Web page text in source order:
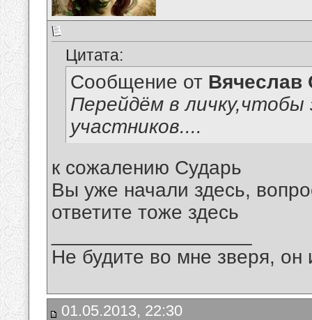
Цитата:
Сообщение от Вячеслав
Перейдём в личку,чтобы
участников....
к сожалению Сударь
Вы уже начали здесь,
ответите тоже здесь
Не будите во мне зверя, он
01.05.2013, 22:30